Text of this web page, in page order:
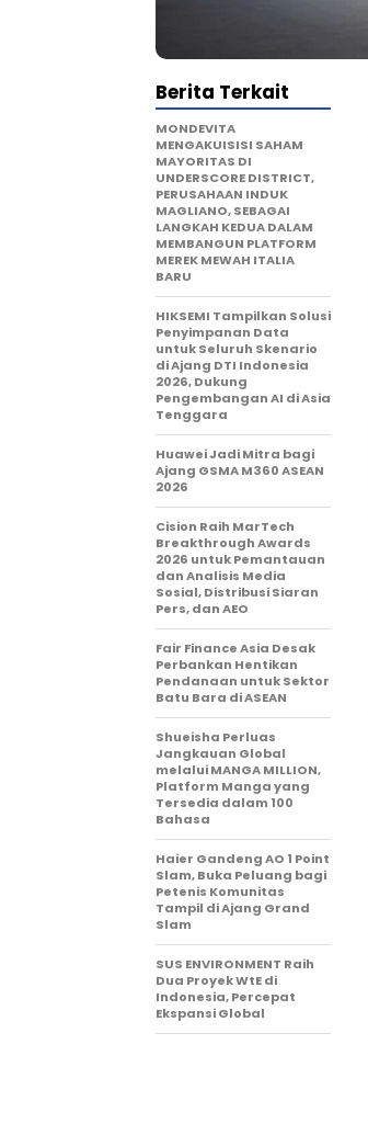
Berita Terkait
MONDEVITA
MENGAKUISISI SAHAM
MAYORITAS DI
UNDERSCORE DISTRICT,
PERUSAHAAN INDUK
MAGLIANO, SEBAGAI
LANGKAH KEDUA DALAM
MEMBANGUN PLATFORM
MEREK MEWAH ITALIA
BARU
HIKSEMI Tampilkan Solusi
Penyimpanan Data
untuk Seluruh Skenario
di Ajang DTI Indonesia
2026, Dukung
Pengembangan AI di Asia
Tenggara
Huawei Jadi Mitra bagi
Ajang GSMA M360 ASEAN
2026
Cision Raih MarTech
Breakthrough Awards
2026 untuk Pemantauan
dan Analisis Media
Sosial, Distribusi Siaran
Pers, dan AEO
Fair Finance Asia Desak
Perbankan Hentikan
Pendanaan untuk Sektor
Batu Bara di ASEAN
Shueisha Perluas
Jangkauan Global
melalui MANGA MILLION,
Platform Manga yang
Tersedia dalam 100
Bahasa
Haier Gandeng AO 1 Point
Slam, Buka Peluang bagi
Petenis Komunitas
Tampil di Ajang Grand
Slam
SUS ENVIRONMENT Raih
Dua Proyek WtE di
Indonesia, Percepat
Ekspansi Global